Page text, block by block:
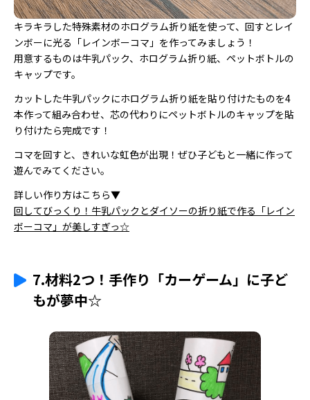
キラキラした特殊素材のホログラム折り紙を使って、回すとレイ
ンボーに光る「レインボーコマ」を作ってみましょう！
用意するものは牛乳パック、ホログラム折り紙、ペットボトルの
キャップです。
カットした牛乳パックにホログラム折り紙を貼り付けたものを4
本作って組み合わせ、芯の代わりにペットボトルのキャップを貼
り付けたら完成です！
コマを回すと、きれいな虹色が出現！ぜひ子どもと一緒に作って
遊んでみてください。
詳しい作り方はこちら▼
回してびっくり！牛乳パックとダイソーの折り紙で作る「レイン
ボーコマ」が美しすぎっ☆
7.材料2つ！手作り「カーゲーム」に子ど
もが夢中☆